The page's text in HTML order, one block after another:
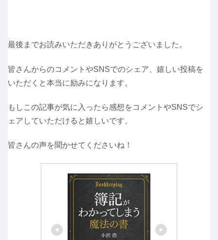
最後までお読みいただきありがとうございました。
皆さんからのコメントやSNSでのシェア、嬉しい投稿を
いただくと本当に励みになります。
もしこの記事が気に入ったら感想をコメントやSNSでシ
ェアしていただけると嬉しいです。
皆さんの声を聞かせてくださいね！